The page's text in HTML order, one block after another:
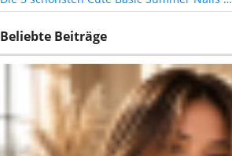
Beliebte Beiträge